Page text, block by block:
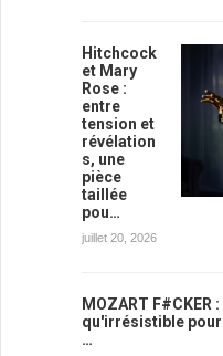
Hitchcock
et Mary
Rose :
entre
tension et
révélation
s, une
pièce
taillée
pou…
juillet 20, 2026
MOZART
qu'irrésistible
…